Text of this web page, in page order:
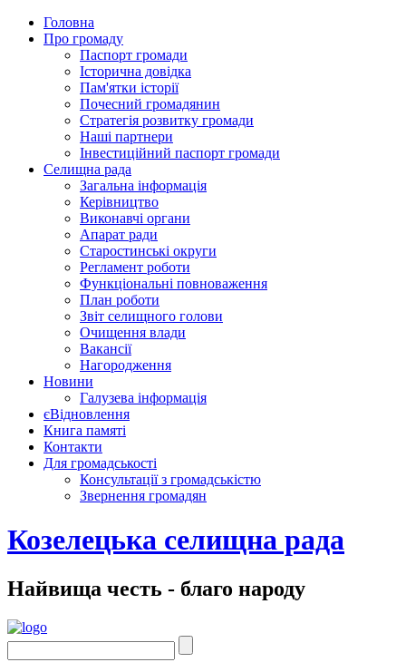
Головна
Про громаду
Паспорт громади
Історична довідка
Пам'ятки історії
Почесний громадянин
Стратегія розвитку громади
Наші партнери
Інвестиційний паспорт громади
Селищна рада
Загальна інформація
Керівництво
Виконавчі органи
Апарат ради
Старостинські округи
Регламент роботи
Функціональні повноваження
План роботи
Звіт селищного голови
Очищення влади
Вакансії
Нагородження
Новини
Галузева інформація
єВідновлення
Книга памяті
Контакти
Для громадськості
Консультації з громадськістю
Звернення громадян
Козелецька селищна рада
Найвища честь - благо народу